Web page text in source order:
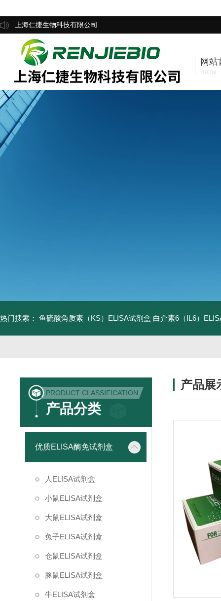
上海仁捷生物科技有限公司
网站
Home
热门搜索： 鱼硫酸角质素（KS）ELISA试剂盒 白介素6（IL6）
PRODUCT CLASSIFICATION
产品分类
优质ELISA酶免试剂盒
人ELISA试剂盒
小鼠ELISA试剂盒
大鼠ELISA试剂盒
兔子ELISA试剂盒
仓鼠ELISA试剂盒
豚鼠ELISA试剂盒
牛ELISA试剂盒
产品展